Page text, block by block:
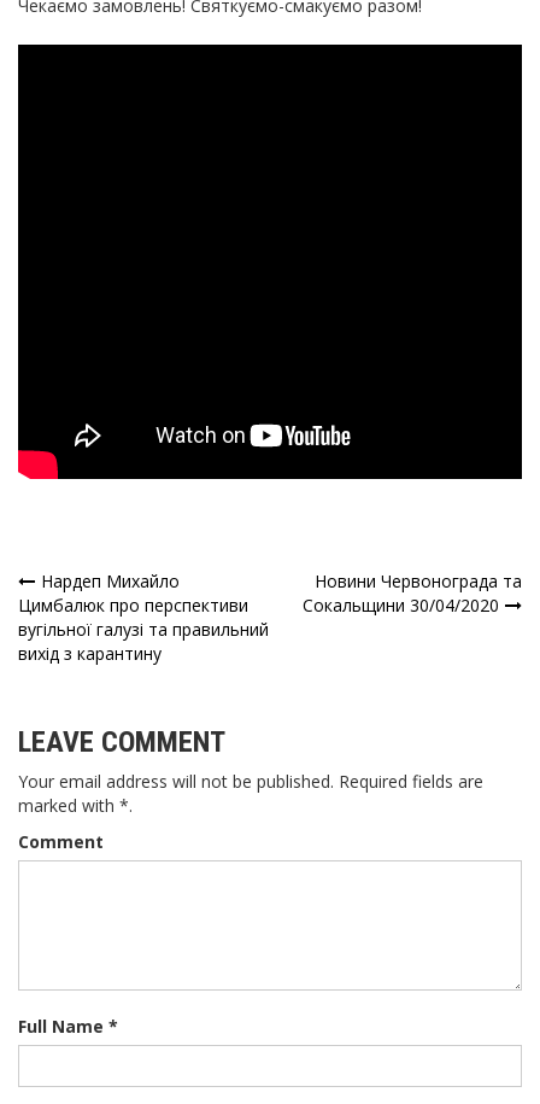
Чекаємо замовлень! Святкуємо-смакуємо разом!
Навігація
записів
Нардеп Михайло
Цимбалюк про перспективи
вугільної галузі та правильний
вихід з карантину
Новини Червонограда та
Сокальщини 30/04/2020
LEAVE COMMENT
Your email address will not be published. Required fields are
marked with *.
Comment
Full Name *